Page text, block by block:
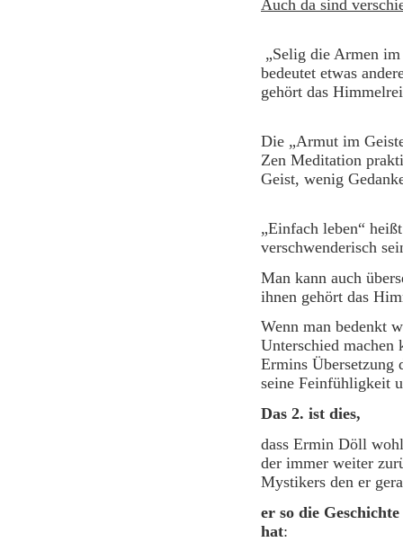
Auch da sind
„Selig die Armen
bedeutet etwas
gehört
Die „Armut im
Zen Meditation
Geist, wenig
„Einfach leben“
Man kann auch
ihnen gehört
Wenn man bedenkt
Unterschied machen
Ermins
seine Feinfühligkeit
Das 2. ist dies,
dass Ermin Döll
der immer weiter
Mystikers den
er so die
hat: